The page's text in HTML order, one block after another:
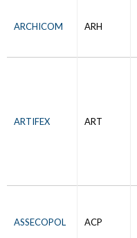
ARCHICOM ARH
ARTIFEX ART
ASSECOPOL ACP